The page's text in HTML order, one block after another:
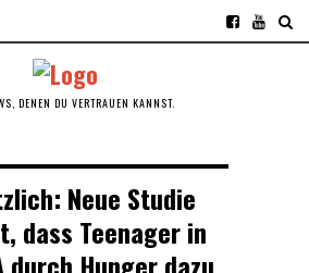
DENEN DU VERTRAUEN KANNST.
Neue Studie
dass Teenager in
durch Hunger dazu